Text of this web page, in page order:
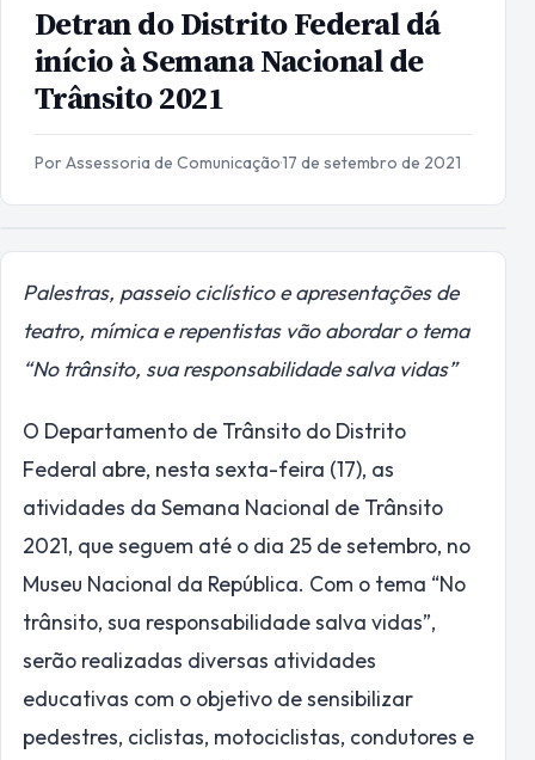
Detran do Distrito Federal dá
início à Semana Nacional de
Trânsito 2021
Por Assessoria de Comunicação·17 de setembro de 2021
Palestras, passeio ciclístico e apresentações de
teatro, mímica e repentistas vão abordar o tema
“No trânsito, sua responsabilidade salva vidas”
O Departamento de Trânsito do Distrito
Federal abre, nesta sexta-feira (17), as
atividades da Semana Nacional de Trânsito
2021, que seguem até o dia 25 de setembro, no
Museu Nacional da República. Com o tema “No
trânsito, sua responsabilidade salva vidas”,
serão realizadas diversas atividades
educativas com o objetivo de sensibilizar
pedestres, ciclistas, motociclistas, condutores e